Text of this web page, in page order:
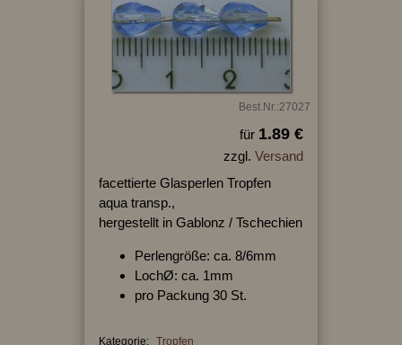
Best.Nr.:27027
für 1.89 €
zzgl. Versand
facettierte Glasperlen Tropfen
aqua transp.,
hergestellt in Gablonz / Tschechien
Perlengröße: ca. 8/6mm
LochØ: ca. 1mm
pro Packung 30 St.
Kategorie: Tropfen